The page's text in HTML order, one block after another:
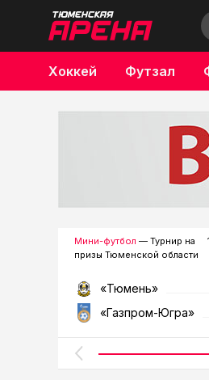
Хоккей Футзал
Бокс
Мини-футбол — Турнир на
призы Тюменской области
«Тюмень»
«Газпром-Югра»